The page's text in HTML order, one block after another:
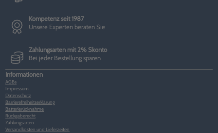
Kompetenz seit 1987
Unsere Experten beraten Sie
Zahlungsarten mit 2% Skonto
Bei jeder Bestellung sparen
Informationen
AGBs
Impressum
Datenschutz
Barrierefreiheitserklärung
Batterierücknahme
Rückgaberecht
Zahlungsarten
Versandkosten und Lieferzeiten